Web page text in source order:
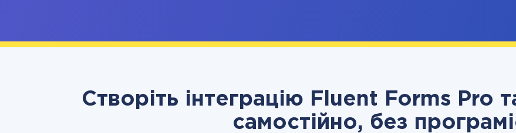
Створіть інтеграцію Fluent Forms Pro
самостійно, без